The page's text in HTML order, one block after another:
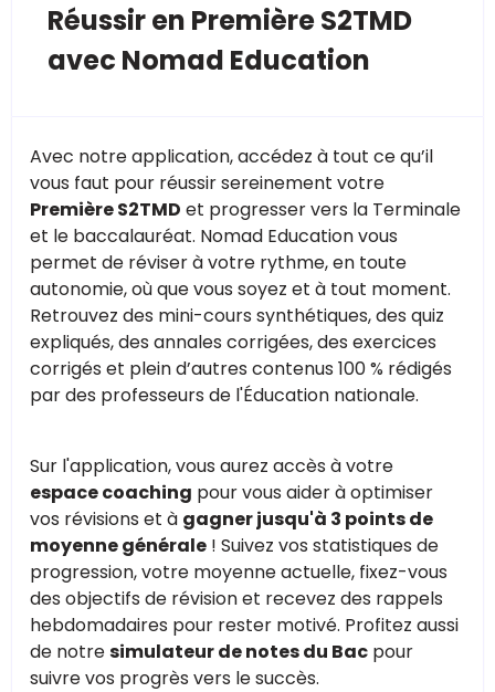
Réussir en Première S2TMD
avec Nomad Education
Avec notre application, accédez à tout ce qu’il
vous faut pour réussir sereinement votre
Première S2TMD et progresser vers la Terminale
et le baccalauréat. Nomad Education vous
permet de réviser à votre rythme, en toute
autonomie, où que vous soyez et à tout moment.
Retrouvez des mini-cours synthétiques, des quiz
expliqués, des annales corrigées, des exercices
corrigés et plein d’autres contenus 100 % rédigés
par des professeurs de l'Éducation nationale.
Sur l'application, vous aurez accès à votre
espace coaching pour vous aider à optimiser
vos révisions et à gagner jusqu'à 3 points de
moyenne générale ! Suivez vos statistiques de
progression, votre moyenne actuelle, fixez-vous
des objectifs de révision et recevez des rappels
hebdomadaires pour rester motivé. Profitez aussi
de notresimulateur de notes du Bac pour
suivre vos progrès vers le succès.